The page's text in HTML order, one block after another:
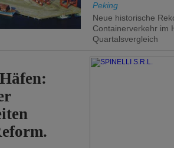
Peking
Neue historische
Containerverkehr im
Quartalsvergleich